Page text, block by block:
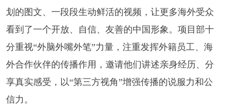
划的图文、一段段生动鲜活的视频，让更多海外受众
看到了一个开放、自信、友善的中国形象。项目部十
分重视“外脑外嘴外笔”力量，注重发挥外籍员工、海
外合作伙伴的传播作用，邀请他们讲述亲身经历、分
享真实感受，以“第三方视角”增强传播的说服力和公
信力。